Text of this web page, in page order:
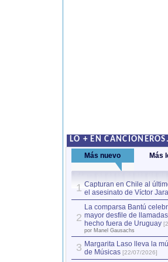
LO + EN
Más nuevo Más
1 Capturan en Chile al
el asesinato de Víctor Jara
2
La comparsa Bantú
mayor desfile de
hecho fuera de Uruguay
por Manel Gausachs
3 Margarita Laso lleva la
de Músicas [22/07/2026]